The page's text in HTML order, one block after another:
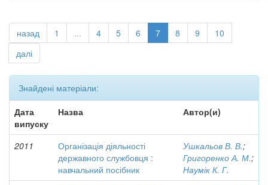
назад 1 ... 4 5 6 7 8 9
10
далі
Знайдені матеріали:
Дата
випуску
Назва Автор(и)
2011
Організація діяльності
державного службовця :
навчальний посібник
Ушкальов В. В.;
Григоренко А. М.;
Наумік К. Г.